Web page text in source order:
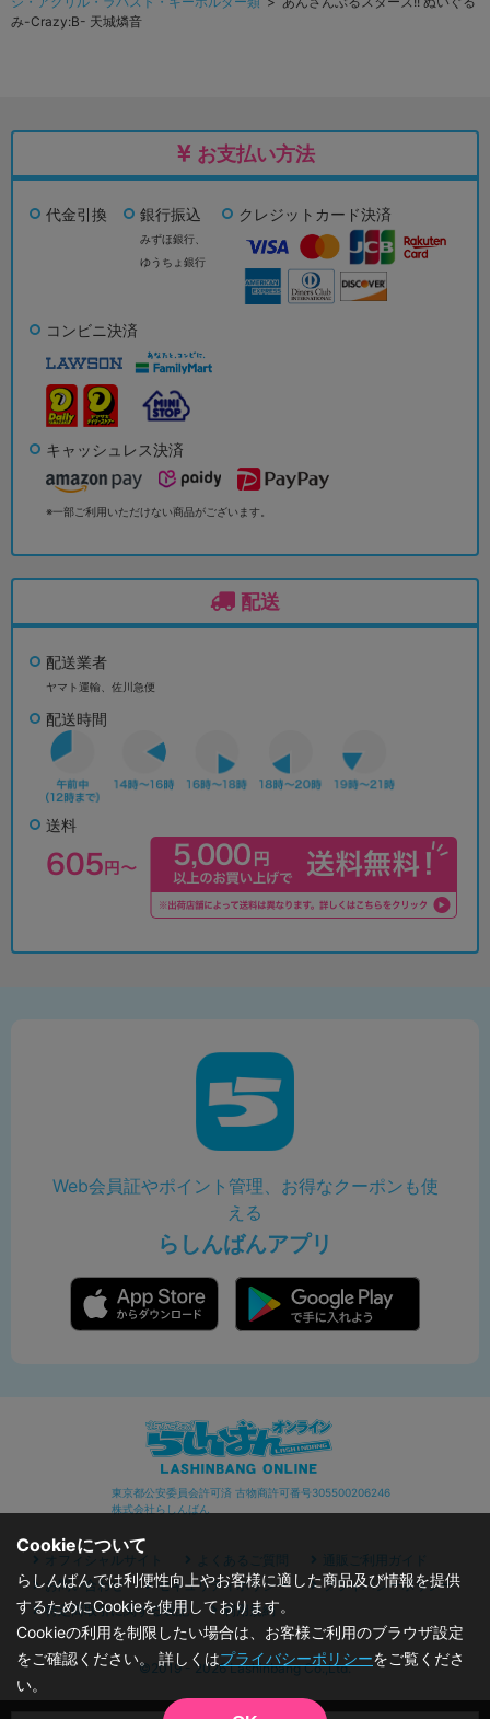
み-Crazy:B- 天城燐音
お支払い方法
代金引換 銀行振込
みずほ銀行、
ゆうちょ銀行
クレジットカード決済
コンビニ決済
キャッシュレス決済
※一部ご利用いただけない商品がございます。
配送
配送業者
ヤマト運輸、佐川急便
配送時間
送料
Web会員証やポイント管理、お得なクーポンも使
える
らしんばんアプリ
東京都公安委員会許可済 古物商許可番号305500206246
株式会社らしんばん
オフィシャルサイト よくあるご質問
通販ご利用ガイド
お問い合わせ
セキュリティポリシー
プライバシーポリシー
特定商取引に関する表記
利用規約
©2019 - 2026 Lashinbang Co.,Ltd.
Cookieについて
らしんばんでは利便性向上やお客様に適した商品及び情報を提供
するためにCookieを使用しております。
Cookieの利用を制限したい場合は、お客様ご利用のブラウザ設定
をご確認ください。 詳しくはプライバシーポリシーをご覧くださ
い。